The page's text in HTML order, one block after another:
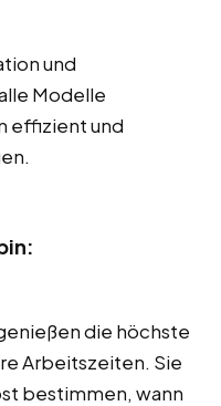
und
Modelle
effizient und
die höchste
Arbeitszeiten. Sie
bestimmen, wann